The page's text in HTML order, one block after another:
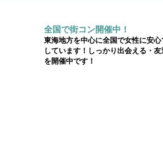
全国で街コン開催中！
東海地方を中心に全国で女性に安
しています！しっかり出会える・
を開催中です！